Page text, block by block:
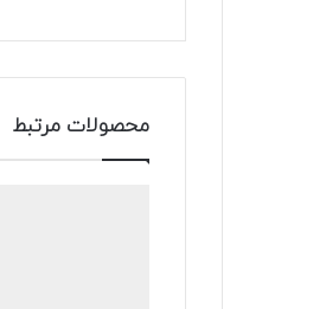
محصولات مرتبط